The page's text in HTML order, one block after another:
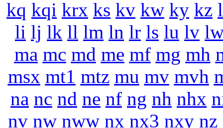
kq kqi krx ks kv kw ky kz
li lj lk ll lm ln lr ls lu lv
ma mc md me mf mg mh
msx mt1 mtz mu mv mvh
na nc nd ne nf ng nh nhx
nv nw nww nx nx3 nxy nz